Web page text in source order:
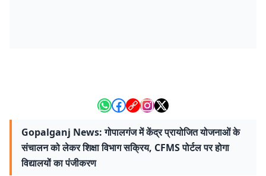
Gopalganj News: गोपालगंज में केंद्र प्रायोजित योजनाओं के
संचालन को लेकर शिक्षा विभाग सक्रिय, CFMS पोर्टल पर होगा
विद्यालयों का पंजीकरण